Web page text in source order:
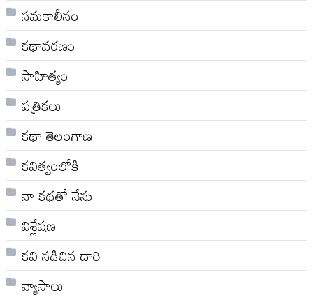
సమకాలీనం
కథావరణం
సాహిత్యం
పత్రికలు
కథా తెలంగాణ
కవిత్వంలోకి
నా క‌థ‌తో నేను
విశ్లేషణ
కవి నడిచిన దారి
వ్యాసాలు